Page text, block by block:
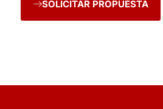
SOLICITAR PROPUESTA